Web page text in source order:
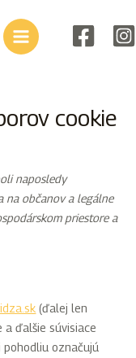
Main
Menu
cookie
naposledy
na občanov a legálne
priestore a
(ďalej len
a ďalšie súvisiace
označujú
to
service
to
service
to
service
to
service
to
service
to
service
to
service
to
service